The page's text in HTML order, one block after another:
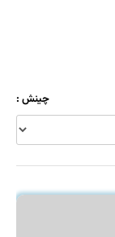
چینش :